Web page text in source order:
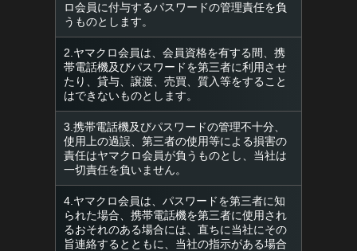
ロ会員に付与するパスワードの管理責任を負
うものとします。
2.ヤマクロ会員は、会員資格を有する間、携
帯電話機及びパスワードを第三者に利用させ
たり、貸与、譲渡、売買、質入等をすること
はできないものとします。
3.携帯電話機及びパスワードの管理不十分、
使用上の過誤、第三者の使用等による損害の
責任はヤマクロ会員が負うものとし、当社は
一切責任を負いません。
4.ヤマクロ会員は、パスワードを第三者に知
られた場合、携帯電話機を第三者に使用され
るおそれのある場合には、直ちに当社にその
旨連絡するとともに、当社の指示がある場合